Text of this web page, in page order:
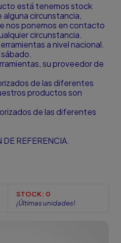
está tenemos stock
circunstancia,
nos ponemos en contacto
circunstancia.
a nivel nacional.
su proveedor de
de las diferentes
productos son
de las diferentes
REFERENCIA.
STOCK: 0
¡Últimas unidades!